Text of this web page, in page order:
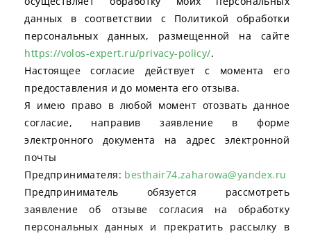
данных в соответствии с Политикой обработки
персональных данных, размещенной на сайте
https://volos-expert.ru/privacy-policy/.
Настоящее согласие действует с момента его
предоставления и до момента его отзыва.
Я имею право в любой момент отозвать данное
согласие, направив заявление в форме
электронного документа на адрес электронной
почты
Предпринимателя: besthair74.zaharowa@yandex.ru
Предприниматель обязуется рассмотреть
заявление об отзыве согласия на обработку
персональных данных и прекратить рассылку в